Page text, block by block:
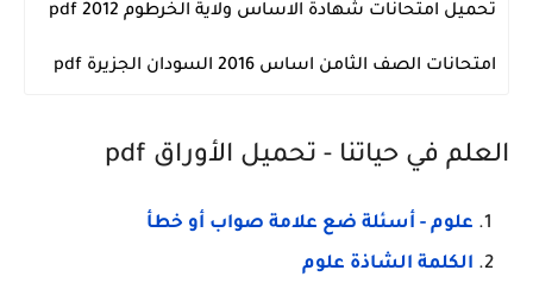
شهادة الاساس
تحميل امتحانات شهادة الاساس ولاية الخرطوم 2012 pdf
شهادة الاساس
امتحانات الصف الثامن اساس 2016 السودان الجزيرة pdf
العلم في حياتنا - تحميل الأوراق pdf
علوم - أسئلة ضع علامة صواب أو خطأ
الكلمة الشاذة علوم